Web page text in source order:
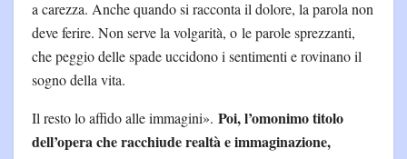
a carezza. Anche quando si racconta il dolore, la parola non
deve ferire. Non serve la volgarità, o le parole sprezzanti,
che peggio delle spade uccidono i sentimenti e rovinano il
sogno della vita.
Il resto lo affido alle immagini». Poi, l’omonimo titolo
dell’opera che racchiude realtà e immaginazione,